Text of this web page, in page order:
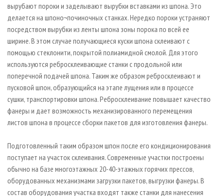
вырубают пороки и заделывают вырубки вставками из шпона. Это
делается на шпоно¬починочных станках. Нередко пороки устраняют
посредством вырубки из ленты шпона зоны порока по всей ее
ширине. В этом случае получающиеся куски шпона склеивают с
помощью стеклонити, покрытой полиамидной смолой. Для этого
используются ребросклеивающие станки с продольной или
поперечной подачей шпона. Таким же образом ребросклеивают и
пусковой шпон, образующийся на этапе лущения или в процессе
сушки, транспортировки шпона. Ребросклеивание повышает качество
фанеры и дает возможность механизированного перемещения
листов шпона в процессе сборки пакетов для изготовления фанеры.
Подготовленный таким образом шпон после его кондиционирования
поступает на участок склеивания. Современные участки построены
обычно на базе многоэтажных 20-40-этажных горячих прессов,
оборудованных механизмами загрузки пакетов, выгрузки фанеры. В
состав оборудования участка входят также станки для нанесения